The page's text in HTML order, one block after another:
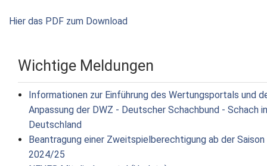
Hier das PDF zum Download
Wichtige Meldungen
Informationen zur Einführung des Wertungsportals und
Anpassung der DWZ - Deutscher Schachbund - Schach in
Deutschland
Beantragung einer Zweitspielberechtigung ab der Saison
2024/25